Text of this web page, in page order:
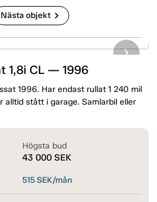
Nästa objekt chevron_right
1,8i CL — 1996
1996. Har endast rullat 1 240 mil
alltid stått i garage. Samlarbil eller
Högsta bud
43 000 SEK
515SEK/mån